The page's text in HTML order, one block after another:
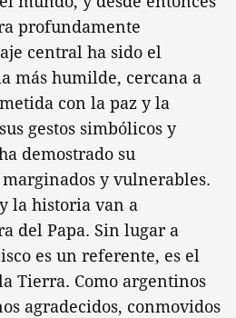
profundamente
central ha sido el
más humilde, cercana a
con la paz y la
gestos simbólicos y
demostrado su
y vulnerables.
la historia van a
del Papa. Sin lugar a
es un referente, es el
Tierra. Como argentinos
agradecidos, conmovidos